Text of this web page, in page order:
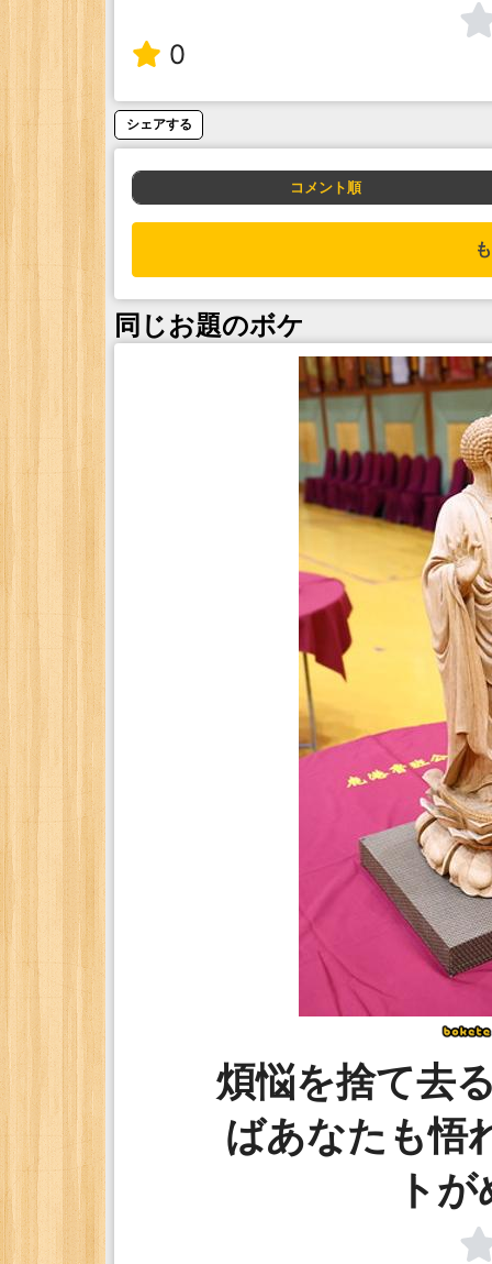
0
シェアする
コメント順
同じお題のボケ
煩悩を捨て去
ばあなたも悟
ト